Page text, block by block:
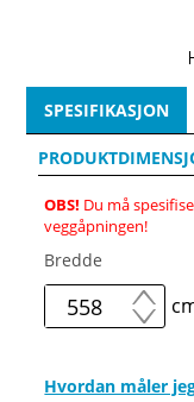
SPESIFIKASJON
OBS! Du må
veggåpningen!
Bredde
Hvordan måler